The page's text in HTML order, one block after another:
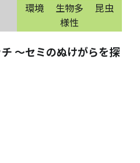
環境
生物多
様性
昆虫
～セミのぬけがらを探